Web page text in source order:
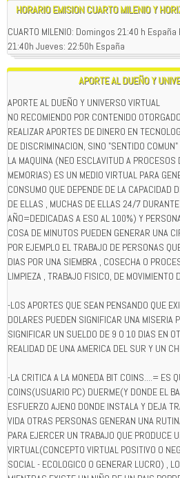
HORARIO EMISION CUARTO MILENIO Y
CUARTO MILENIO: Domingos 21:40 h
21:40h Jueves: 22:50h España
APORTE AL DUEÑO Y
APORTE AL DUEÑO Y UNIVERSO VIRTUAL
NO RECOMIENDO POR CONTENIDO
REALIZAR APORTES DE DINERO EN
DE DISCRIMINACION, SINO "SENTIDO
LA MAQUINA (NEO ESCLAVITUD A PROCESOS
MEMORIAS) ES UN MEDIO VIRTUAL PARA
CONSUMO QUE DEPENDE DE LA CAPACIDAD
DE ELLAS , MUCHAS DE ELLAS 24/7
AÑO=DEDICADAS A ESO AL 100%) Y
COSA DE MINUTOS PUEDEN GENERAR UNA
POR EJEMPLO EL TRABAJO DE PERSONAS
DIAS POR UNA SIEMBRA , COSECHA O
LIMPIEZA , TRABAJO FISICO, DE MOVIMIENTO
-LOS APORTES QUE SEAN PENSANDO QUE
DOLARES PUEDEN SIGNIFICAR UNA MISERIA
SIGNIFICAR UN SUELDO DE 9 O 10 DIAS EN
REALIDAD DE UNA AMERICA DEL SUR Y UN
-LA CRITICA A LA MONEDA BIT COINS....= ES
COINS(USUARIO PC) DUERME(Y DONDE EL
ESFUERZO AJENO DONDE INSTALA Y DEJA
VIDA OTRAS PERSONAS GENERAN UNA
PARA EJERCER UN TRABAJO QUE PRODUCE
VIRTUAL(CONCEPTO VIRTUAL POSITIVO O
SOCIAL - ECOLOGICO O GENERAR LUCRO) ,